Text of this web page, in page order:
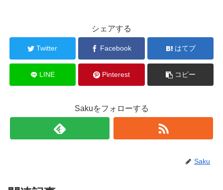
シェアする
Twitter Facebook はてブ
LINE Pinterest コピー
Sakuをフォローする
Saku